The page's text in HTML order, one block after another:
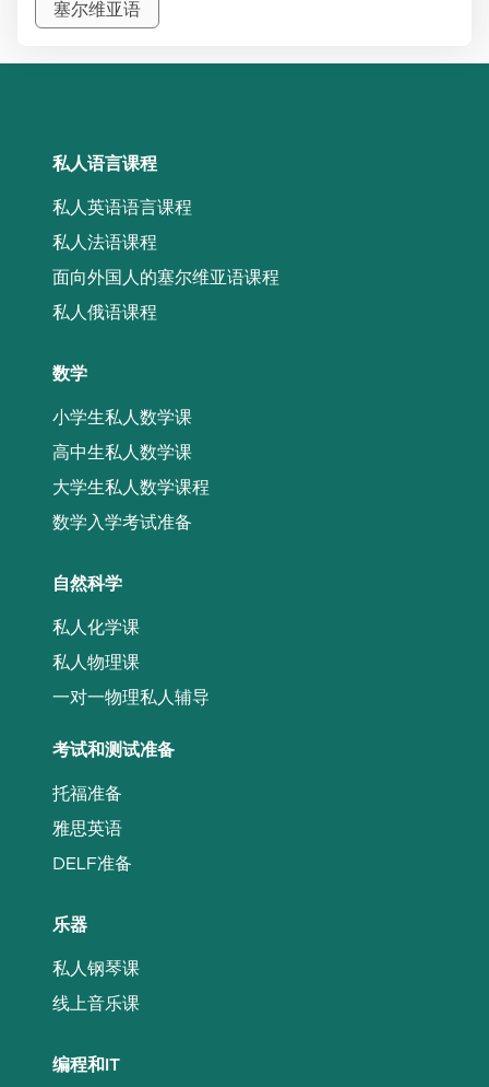
塞尔维亚语
私人语言课程
私人英语语言课程
私人法语课程
面向外国人的塞尔维亚语课程
私人俄语课程
数学
小学生私人数学课
高中生私人数学课
大学生私人数学课程
数学入学考试准备
自然科学
私人化学课
私人物理课
一对一物理私人辅导
考试和测试准备
托福准备
雅思英语
DELF准备
乐器
私人钢琴课
线上音乐课
编程和IT